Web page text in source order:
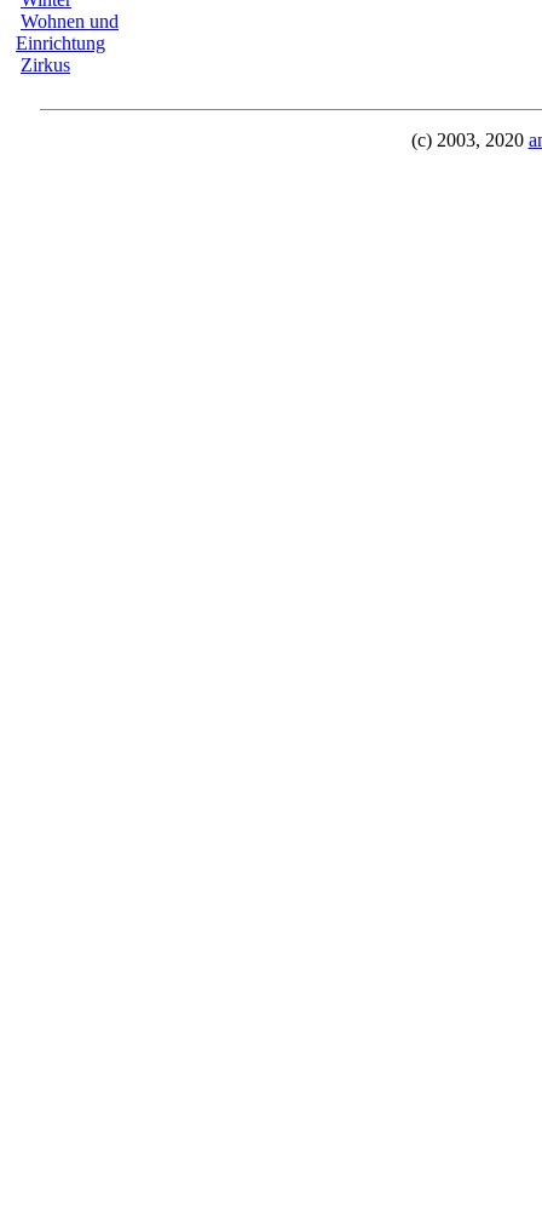
Wohnen und
Einrichtung
Zirkus
(c) 2003, 2020